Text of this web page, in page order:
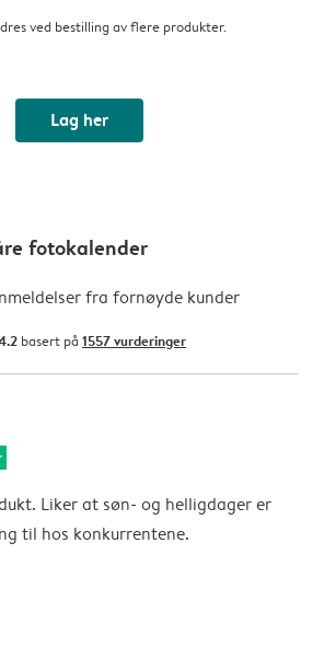
ved bestilling av flere produkter.
Lag her
fotokalender
fra fornøyde kunder
basert på 1557 vurderinger
Liker at søn- og helligdager er
til hos konkurrentene.